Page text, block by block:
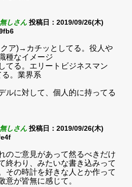
しさん 投稿日：2019/09/26(木)
クア)→カチッとしてる。役人や
種なイメージ
てる。エリートビジネスマン
。業界系
ルに対して、個人的に持ってる
しさん 投稿日：2019/09/26(木)
のご意見があって然るべきだけ
終わり、みたいな書き込みって
その時計を好きな人とか作って
意が皆無に感じて。